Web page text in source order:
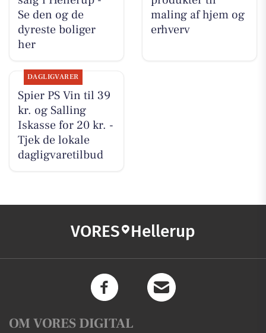
Se den og de
dyreste boliger
her
maling af hjem og
erhverv
DAGLIGVARER
Spier PS Vin til 39
kr. og Salling
Iskasse for 20 kr. -
Tjek de lokale
dagligvaretilbud
VORES Hellerup
OM VORES DIGITAL